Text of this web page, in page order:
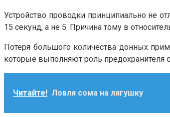
Устройство проводки принципиально не
15 секунд, а не 5. Причина тому в
Потеря большого количества донных
которые выполняют роль предохранителя
Читайте! Ловля сома на лягушку